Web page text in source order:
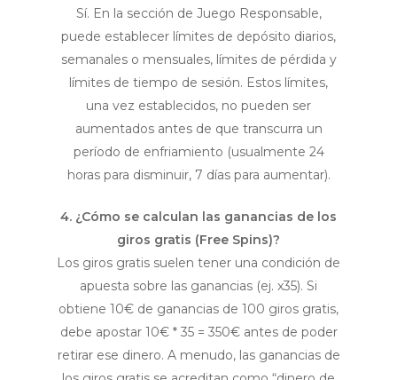
Sí. En la sección de Juego Responsable,
puede establecer límites de depósito diarios,
semanales o mensuales, límites de pérdida y
límites de tiempo de sesión. Estos límites,
una vez establecidos, no pueden ser
aumentados antes de que transcurra un
período de enfriamiento (usualmente 24
horas para disminuir, 7 días para aumentar).
4. ¿Cómo se calculan las ganancias de los
giros gratis (Free Spins)?
Los giros gratis suelen tener una condición de
apuesta sobre las ganancias (ej. x35). Si
obtiene 10€ de ganancias de 100 giros gratis,
debe apostar 10€ * 35 = 350€ antes de poder
retirar ese dinero. A menudo, las ganancias de